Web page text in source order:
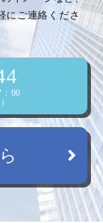
にご連絡くださ
00